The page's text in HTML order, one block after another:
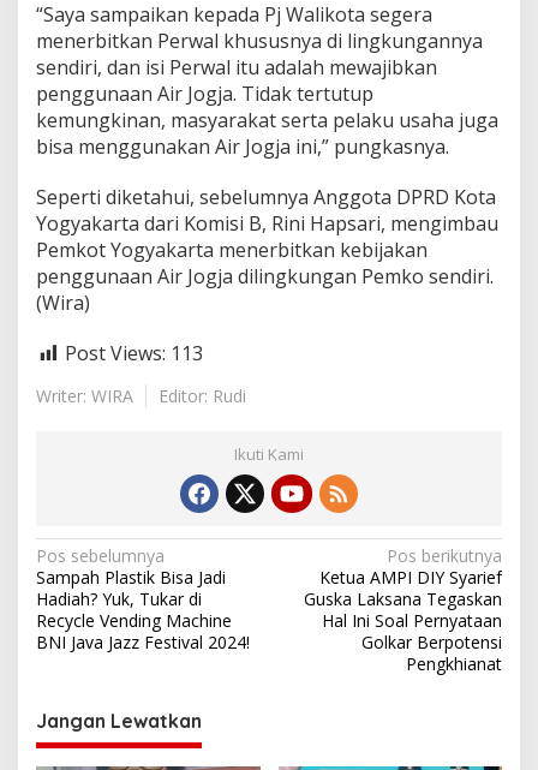
“Saya sampaikan kepada Pj Walikota segera
menerbitkan Perwal khususnya di lingkungannya
sendiri, dan isi Perwal itu adalah mewajibkan
penggunaan Air Jogja. Tidak tertutup
kemungkinan, masyarakat serta pelaku usaha juga
bisa menggunakan Air Jogja ini,” pungkasnya.
Seperti diketahui, sebelumnya Anggota DPRD Kota
Yogyakarta dari Komisi B, Rini Hapsari, mengimbau
Pemkot Yogyakarta menerbitkan kebijakan
penggunaan Air Jogja dilingkungan Pemko sendiri.
(Wira)
Post Views: 113
Writer: WIRA Editor: Rudi
Ikuti Kami
N
a
v
i
a
Pos sebelumnya
Sampah Plastik Bisa Jadi
Hadiah? Yuk, Tukar di
Recycle Vending Machine
BNI Java Jazz Festival 2024!
Pos berikutnya
Ketua AMPI DIY Syarief
Guska Laksana Tegaskan
Hal Ini Soal Pernyataan
Golkar Berpotensi
Pengkhianat
Jangan Lewatkan